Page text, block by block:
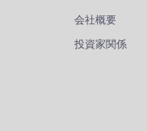
会社概要
投資家関係